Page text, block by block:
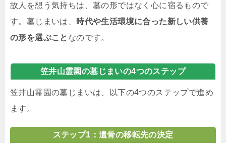
故人を想う気持ちは、墓の形ではなく心に宿るもので
す。墓じまいは、
時代や生活環境に合った新しい供養
の形を選ぶこと なのです。
笠井山霊園の墓じまいの4つのステップ
笠井山霊園の墓じまいは、以下の4つのステップで進め
ます。
ステップ1：遺骨の移転先の決定